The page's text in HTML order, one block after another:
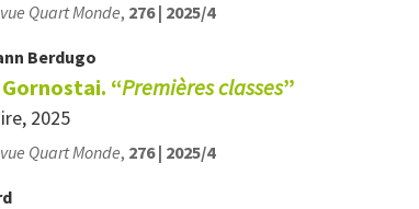
Quart Monde, 276 | 2025/4
Berdugo
“Premières classes”
2025
Quart Monde, 276 | 2025/4